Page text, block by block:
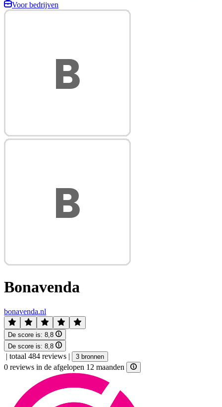
Voor bedrijven
Bonavenda
bonavenda.nl
De score is: 8,8
De score is: 8,8
| totaal 484 reviews | 3 bronnen
0 reviews in de afgelopen 12 maanden